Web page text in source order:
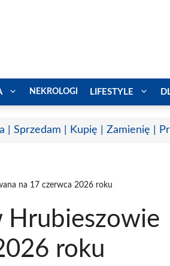
NEKROLOGI LIFESTYLE
| Sprzedam | Kupię | Zamienię |
na 17 czerwca 2026 roku
Hrubieszowie
roku